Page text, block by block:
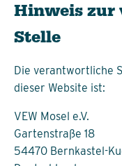
Hinweis
Stelle
Die verantwortliche
dieser Website ist:
VEW Mosel e.V.
Gartenstraße 18
54470 Bernkastel-